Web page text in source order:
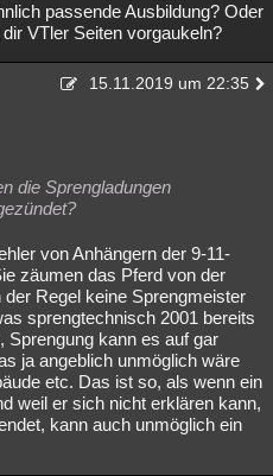
passende Ausbildung? Oder
VTler Seiten vorgaukeln?
15.11.2019 um 22:35
die Sprengladungen
von Anhängern der 9-11-
zäumen das Pferd von der
Regel keine Sprengmeister
sprengtechnisch 2001 bereits
Sprengung kann es auf gar
ja angeblich unmöglich wäre
etc. Das ist so, als wenn ein
weil er sich nicht erklären kann,
kann auch unmöglich ein